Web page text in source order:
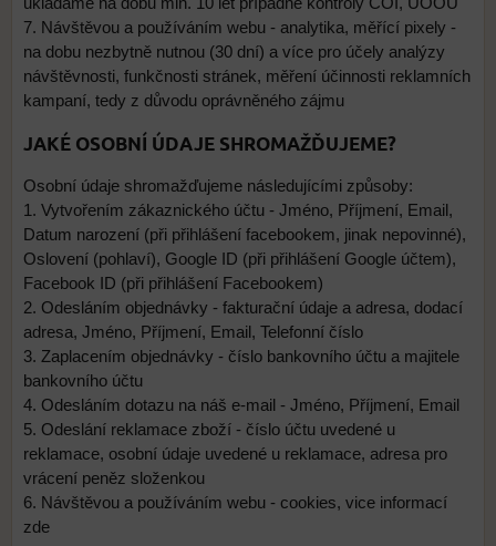
7. Návštěvou a používáním webu - analytika, měřící pixely -
na dobu nezbytně nutnou (30 dní) a více pro účely analýzy
návštěvnosti, funkčnosti stránek, měření účinnosti reklamních
kampaní, tedy z důvodu oprávněného zájmu
JAKÉ OSOBNÍ ÚDAJE SHROMAŽĎUJEME?
Osobní údaje shromažďujeme následujícími způsoby:
1. Vytvořením zákaznického účtu - Jméno, Příjmení, Email,
Datum narození (při přihlášení facebookem, jinak nepovinné),
Oslovení (pohlaví), Google ID (při přihlášení Google účtem),
Facebook ID (při přihlášení Facebookem)
2. Odesláním objednávky - fakturační údaje a adresa, dodací
adresa, Jméno, Příjmení, Email, Telefonní číslo
3. Zaplacením objednávky - číslo bankovního účtu a majitele
bankovního účtu
4. Odesláním dotazu na náš e-mail - Jméno, Příjmení, Email
5. Odeslání reklamace zboží - číslo účtu uvedené u
reklamace, osobní údaje uvedené u reklamace, adresa pro
vrácení peněz složenkou
6. Návštěvou a používáním webu - cookies, vice informací
zde